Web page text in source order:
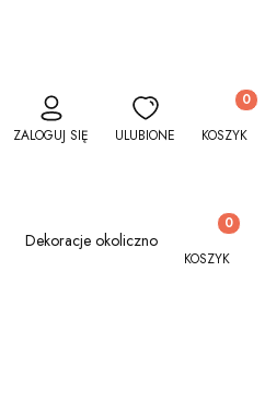
ZALOGUJ SIĘ ULUBIONE KOSZYK
Dekoracje okolicznościowe
Produkty
KOSZYK